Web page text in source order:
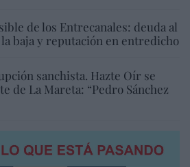
de los Entrecanales: deuda al
la baja y reputación en entredicho
sanchista. Hazte Oír se
de La Mareta: “Pedro Sánchez